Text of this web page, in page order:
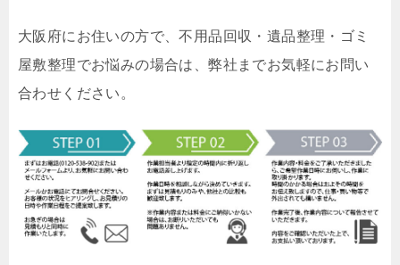
大阪府にお住いの方で、不用品回収・遺品整理・ゴミ
屋敷整理でお悩みの場合は、弊社までお気軽にお問い
合わせください。